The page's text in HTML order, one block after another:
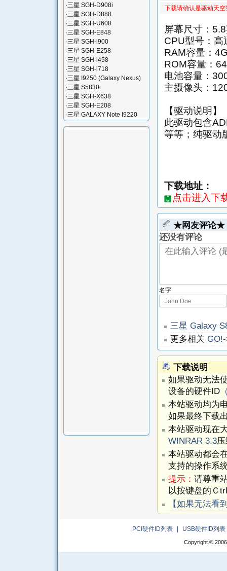
下载请确认是驱动天
屏幕尺寸：
CPU型号：
RAM容量：
ROM容量：
电池容量：
主摄像头：
【驱动说明】
此驱动包含
等等；纯驱动
下载地址：
点击进入下
★网友评论★
还没有评论
名字
三星 Galaxy
更多相关
下载说明
如果驱动无法
设备的硬件ID
本站驱动均为
如果最终下载
本站驱动现在
WINRAR 3.3
本站驱动都会
支持的操作系
提示： 请尊重
以按键盘的Ｃ
【如果无法看
·三星 SGH-D908i
·三星 SGH-D888
·三星 SGH-U608
·三星 SGH-E848
·三星 SGH-i900
·三星 SGH-E258
·三星 SGH-i458
·三星 SGH-i718
·三星 I9250 (Galaxy Nexus)
·三星 S5830i
·三星 SGH-X638
·三星 SGH-E208
·三星 GALAXY Note I9220
PCI硬件ID列表 USB硬件ID列表
Copyright ©